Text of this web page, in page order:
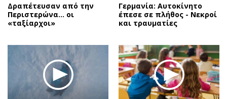
Δραπέτευσαν από την
Περιστερώνα… οι
«ταξίαρχοι»
Γερμανία: Αυτοκίνητο
έπεσε σε πλήθος - Νεκροί
και τραυματίες